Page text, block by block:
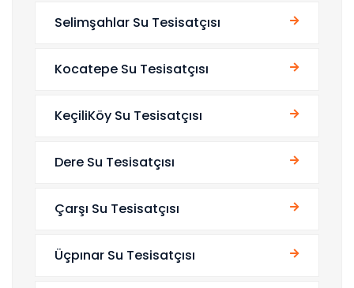
Selimşahlar Su Tesisatçısı
Kocatepe Su Tesisatçısı
KeçiliKöy Su Tesisatçısı
Dere Su Tesisatçısı
Çarşı Su Tesisatçısı
Üçpınar Su Tesisatçısı